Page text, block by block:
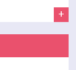
+